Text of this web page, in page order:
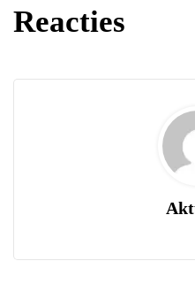
Reacties